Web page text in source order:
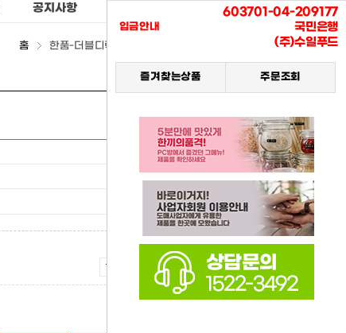
공지사항
홈 한품-더블디럭스버거 > (15) 냉동식품류
입금안내
603701-04-209177
국민은행
(주)수일푸드
즐겨찾는상품 주문조회
증가
감소